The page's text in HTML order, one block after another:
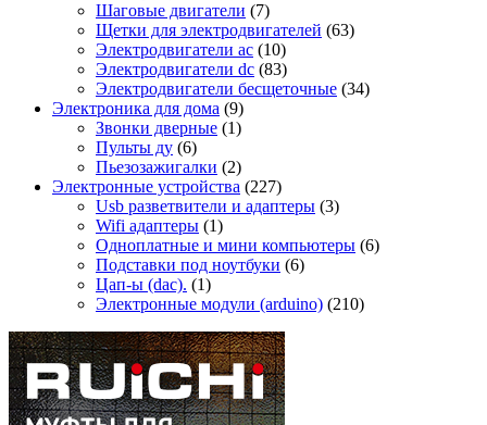
Шаговые двигатели (7)
Щетки для электродвигателей (63)
Электродвигатели ac (10)
Электродвигатели dc (83)
Электродвигатели бесщеточные (34)
Электроника для дома (9)
Звонки дверные (1)
Пульты ду (6)
Пьезозажигалки (2)
Электронные устройства (227)
Usb разветвители и адаптеры (3)
Wifi адаптеры (1)
Одноплатные и мини компьютеры (6)
Подставки под ноутбуки (6)
Цап-ы (dac). (1)
Электронные модули (arduino) (210)